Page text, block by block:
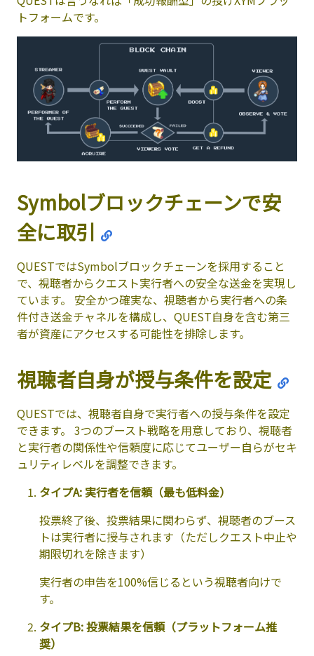
トフォームです。
Symbolブロックチェーンで安
全に取引
QUESTではSymbolブロックチェーンを採用すること
で、視聴者からクエスト実行者への安全な送金を実現し
ています。 安全かつ確実な、視聴者から実行者への条
件付き送金チャネルを構成し、QUEST自身を含む第三
者が資産にアクセスする可能性を排除します。
視聴者自身が授与条件を設定
QUESTでは、視聴者自身で実行者への授与条件を設定
できます。 3つのブースト戦略を用意しており、視聴者
と実行者の関係性や信頼度に応じてユーザー自らがセキ
ュリティレベルを調整できます。
タイプA: 実行者を信頼（最も低料金）
投票終了後、投票結果に関わらず、視聴者のブース
トは実行者に授与されます（ただしクエスト中止や
期限切れを除きます）
実行者の申告を100%信じるという視聴者向けで
す。
タイプB: 投票結果を信頼（プラットフォーム推
奨）